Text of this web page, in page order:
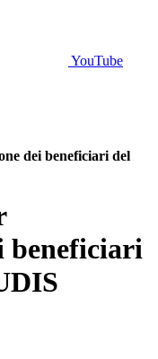
YouTube
dei beneficiari del
beneficiari